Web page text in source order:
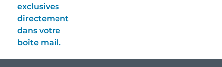
exclusives
directement
dans votre
boîte mail.